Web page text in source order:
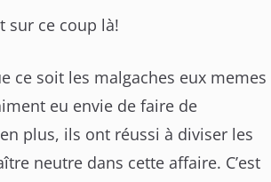
sur ce coup là!
ce soit les malgaches eux memes
eu envie de faire de
plus, ils ont réussi à diviser les
neutre dans cette affaire. C’est